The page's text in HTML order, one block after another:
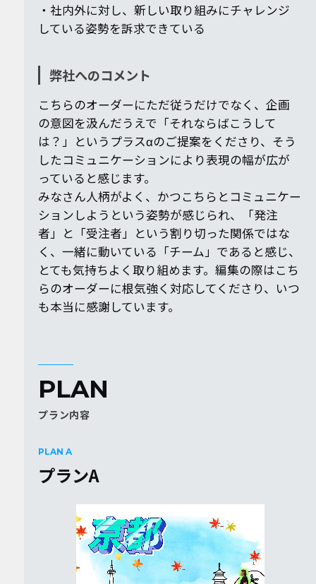
・社内外に対し、新しい取り組みにチャレンジ
している姿勢を訴求できている
弊社へのコメント
こちらのオーダーにただ従うだけでなく、企画
の意図を汲んだうえで「それならばこうして
は？」というプラスαのご提案をくださり、そう
したコミュニケーションにより表現の幅が広が
っていると感じます。
みなさん人柄がよく、かつこちらとコミュニケー
ションしようという姿勢が感じられ、「発注
者」と「受注者」という割り切った関係ではな
く、一緒に動いている「チーム」であると感じ、
とても気持ちよく取り組めます。編集の際はこち
らのオーダーに根気強く対応してくださり、いつ
も本当に感謝しています。
PLAN
プラン内容
PLAN A
プランA